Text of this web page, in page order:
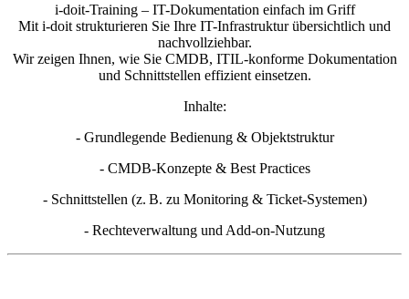
i-doit-Training – IT-Dokumentation einfach im Griff
Mit i-doit strukturieren Sie Ihre IT-Infrastruktur übersichtlich und
nachvollziehbar.
Wir zeigen Ihnen, wie Sie CMDB, ITIL-konforme Dokumentation
und Schnittstellen effizient einsetzen.
Inhalte:
- Grundlegende Bedienung & Objektstruktur
- CMDB-Konzepte & Best Practices
- Schnittstellen (z. B. zu Monitoring & Ticket-Systemen)
- Rechteverwaltung und Add-on-Nutzung